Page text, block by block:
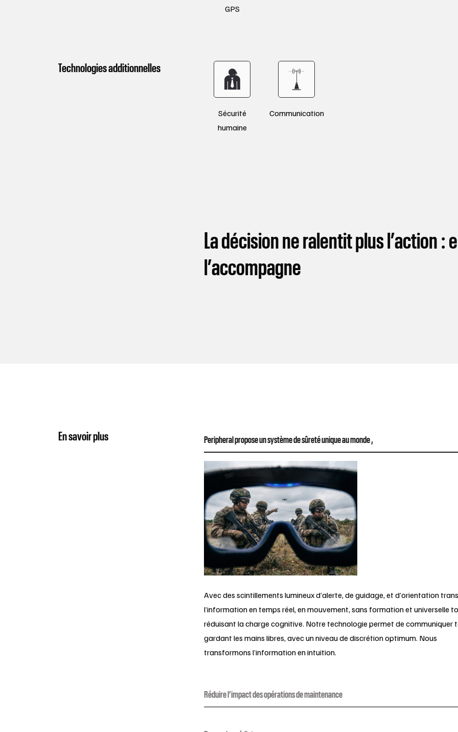
GPS
Technologies additionnelles
Sécurité
humaine
Communication
La décision ne ralentit plus l’action :
l’accompagne
En savoir plus Peripheral propose un système de sûreté unique au monde ,
Avec des scintillements lumineux d’alerte, de guidage, et d’orientation
l’information en temps réel, en mouvement, sans formation et universelle
réduisant la charge cognitive. Notre technologie permet de communiquer
gardant les mains libres, avec un niveau de discrétion optimum. Nous
transformons l’information en intuition.
Réduire l’impact des opérations de maintenance